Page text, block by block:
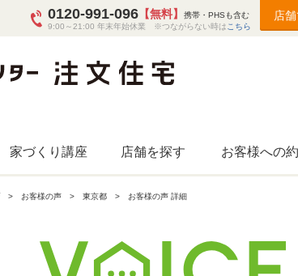
0120-991-096 【無料】
携帯・PHSも含む
9:00～21:00 年末年始休業 ※つながらない時は こちら
店
家づくり講座 店舗を探す お客様への
お客様の声 東京都 お客様の声 詳細